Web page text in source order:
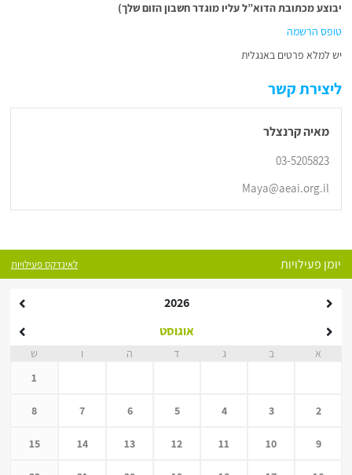
יבוצע מכתובת הדוא”ל עליו מוגדר חשבון הזום שלך)
טופס הרשמה
יש למלא פרטים באנגלית
ליצירת קשר
מאיה קרנצלר
03-5205823
Maya@aeai.org.il
יומן פעילויות לאינדקס פעילויות
2026
אוגוסט
א ב ג ד ה ו
ש
1
2
3
4
5
6
7
8
9
10
11
12
13
14
15